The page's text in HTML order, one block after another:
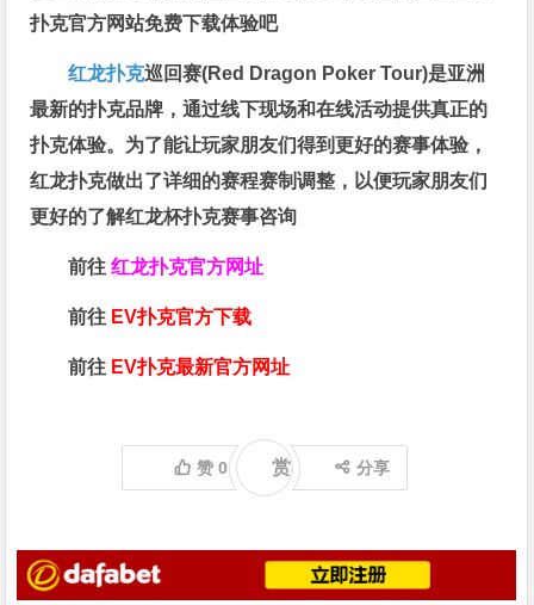
扑克官方网站免费下载体验吧
红龙扑克巡回赛​(Red Dragon Poker Tour)是亚洲
最新的扑克品牌，通过线下现场和在线活动提供真正的
扑克体验。为了能让玩家朋友们得到更好的赛事体验，
红龙扑克做出了详细的赛程赛制调整，以便玩家朋友们
更好的了解红龙杯扑克赛事咨询
前往红龙扑克官方网址
前往 EV扑克官方下载
前往 EV扑克最新官方网址
赞0 赏 分享